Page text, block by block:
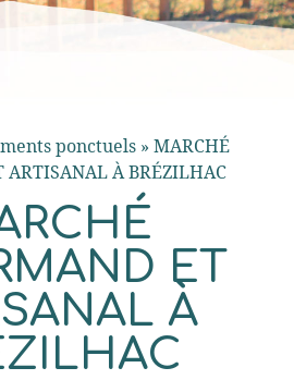
ponctuels » MARCHÉ
ARTISANAL À BRÉZILHAC
ET
À